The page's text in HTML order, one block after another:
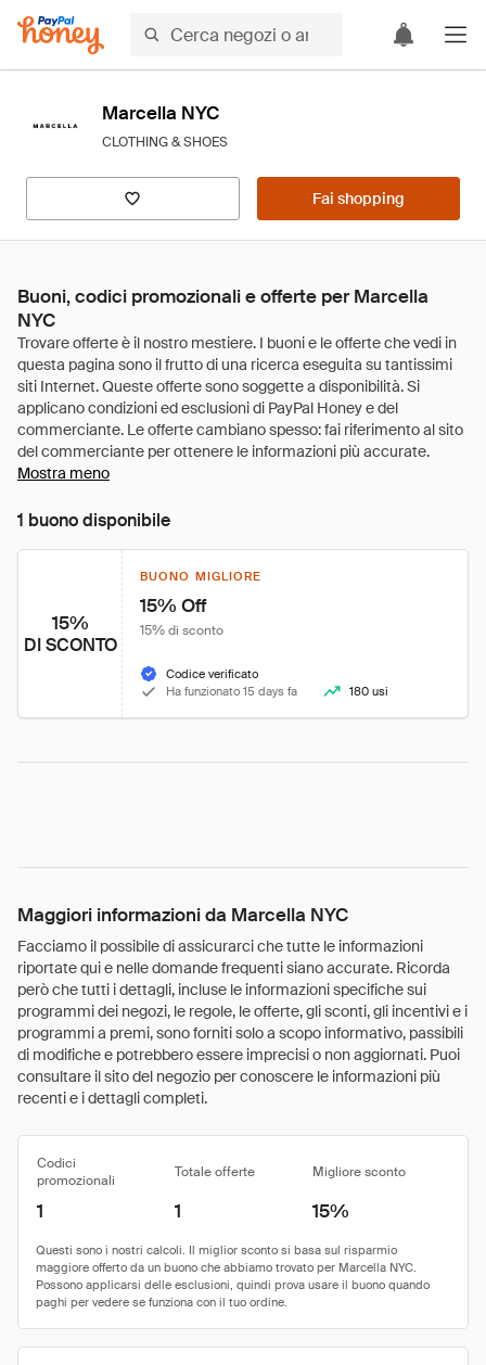
Marcella NYC
CLOTHING & SHOES
Fai shopping
Buoni, codici promozionali e offerte per Marcella
NYC
Mostra meno
1 buono disponibile
15%
DI SCONTO
BUONO MIGLIORE
15% Off
15% di sconto
Codice verificato
Ha funzionato 15 days fa
180 usi
Maggiori informazioni da Marcella NYC
Facciamo il possibile di assicurarci che tutte le informazioni
riportate qui e nelle domande frequenti siano accurate. Ricorda
però che tutti i dettagli, incluse le informazioni specifiche sui
programmi dei negozi, le regole, le offerte, gli sconti, gli incentivi e i
programmi a premi, sono forniti solo a scopo informativo, passibili
di modifiche e potrebbero essere imprecisi o non aggiornati. Puoi
consultare il sito del negozio per conoscere le informazioni più
recenti e i dettagli completi.
Codici
promozionali
Totale offerte Migliore sconto
1 1 15%